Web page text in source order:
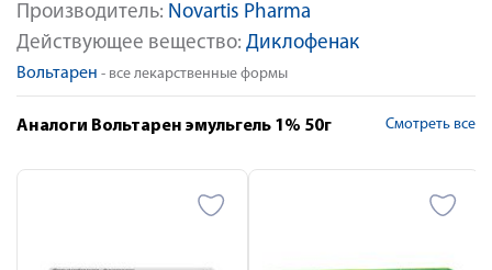
Производитель: Novartis Pharma
Действующее вещество: Диклофенак
Вольтарен - все лекарственные формы
Аналоги Вольтарен эмульгель 1% 50г Смотреть все